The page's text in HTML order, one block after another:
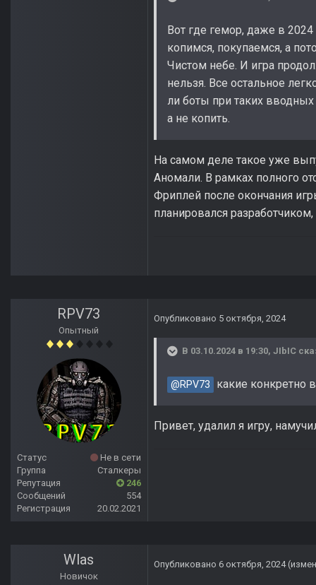
Вот где гемор, даже в
копимся, покупаемся, а
Чистом небе. И игра
нельзя. Все остальное
ли боты при таких вводных
а не копить.
На самом деле такое уже
Аномали. В рамках полного
Фриплей после окончания
планировался
RPV73
Опытный
Статус
Не в сети
Группа
Сталкеры
Репутация
246
Сообщений
554
Регистрация
20.02.2021
Опубликовано 5 октября, 2024
В 03.10.2024 в 19:30, JIbIC
@RPV73 какие конкретно
Привет, удалил я игру,
Wlas
Новичок
Опубликовано 6 октября, 2024